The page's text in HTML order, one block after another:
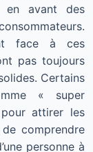
avant des
face à ces
pas toujours
Certains
« super
attirer les
comprendre
personne à